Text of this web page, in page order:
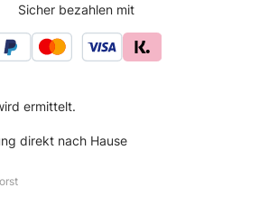
ermittelt.
direkt nach Hause
Sicher bezahlen mit